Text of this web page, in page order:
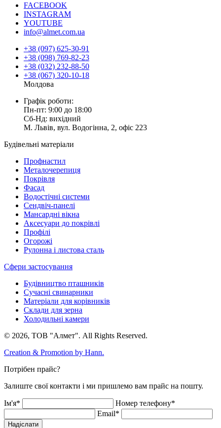
FACEBOOK
INSTAGRAM
YOUTUBE
info@almet.com.ua
+38 (097) 625-30-91
+38 (098) 769-82-23
+38 (032) 232-88-50
+38 (067) 320-10-18
Молдова
Графік роботи:
Пн-пт: 9:00 до 18:00
Сб-Нд: вихідний
М. Львів, вул. Водогінна, 2, офіс 223
Будівельні матеріали
Профнастил
Металочерепиця
Покрівля
Фасад
Водостічні системи
Сендвіч-панелі
Мансардні вікна
Аксесуари до покрівлі
Профілі
Огорожі
Рулонна і листова сталь
Сфери застосування
Будівництво пташників
Сучасні свинарники
Матеріали для корівників
Склади для зерна
Холодильні камери
© 2026, ТОВ "Алмет". All Rights Reserved.
Creation & Promotion by Hann.
Потрібен прайс?
Залиште свої контакти і ми пришлемо вам прайс на пошту.
Ім'я*
Номер телефону*
Email*
Надіслати